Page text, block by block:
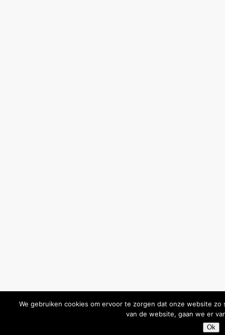
We gebruiken cookies om ervoor te zorgen dat onze website
van de website, gaan we er
Ok